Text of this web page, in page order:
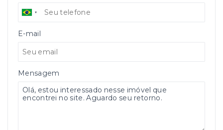
E-mail
Mensagem